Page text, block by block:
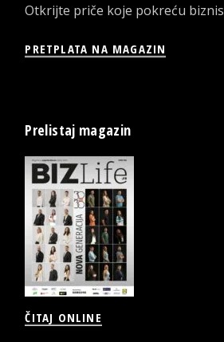
Otkrijte priče koje pokreću biznis
PRETPLATA NA MAGAZIN
Prelistaj magazin
ČITAJ ONLINE